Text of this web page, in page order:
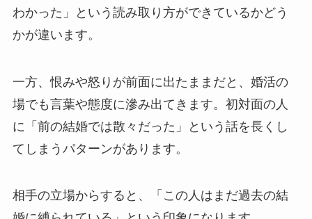
わかった」という読み取り方ができているかどう
かが違います。
一方、恨みや怒りが前面に出たままだと、婚活の
場でも言葉や態度に滲み出てきます。初対面の人
に「前の結婚では散々だった」という話を長くし
てしまうパターンがあります。
相手の立場からすると、「この人はまだ過去の結